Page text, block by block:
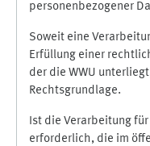
personenbezogener
Soweit eine
Erfüllung einer
der die WWU
Rechtsgrundlage.
Ist die Verarbeitung
erforderlich, die im